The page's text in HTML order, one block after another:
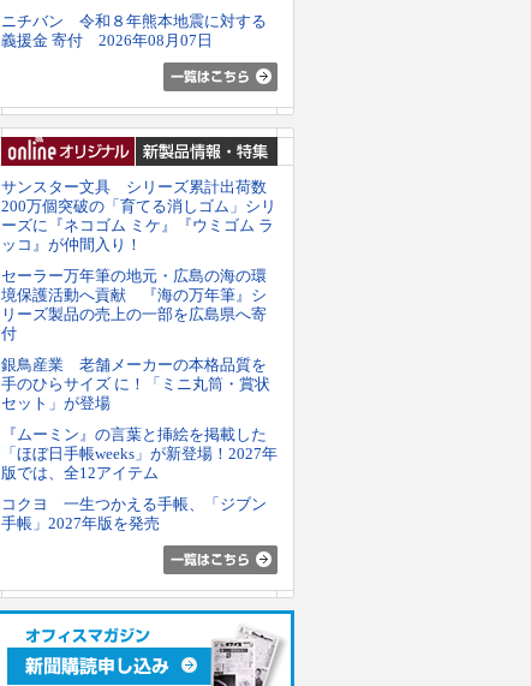
ニチバン 令和８年熊本地震に対する
義援金 寄付 2026年08月07日
サンスター文具 シリーズ累計出荷数
200万個突破の「育てる消しゴム」シリ
ーズに『ネコゴム ミケ』『ウミゴム ラ
ッコ』が仲間入り！
セーラー万年筆の地元・広島の海の環
境保護活動へ貢献 『海の万年筆』シ
リーズ製品の売上の一部を広島県へ寄
付
銀鳥産業 老舗メーカーの本格品質を
手のひらサイズ に！「ミニ丸筒・賞状
セット」が登場
『ムーミン』の言葉と挿絵を掲載した
「ほぼ日手帳weeks」が新登場！2027年
版では、全12アイテム
コクヨ 一生つかえる手帳、「ジブン
手帳」2027年版を発売